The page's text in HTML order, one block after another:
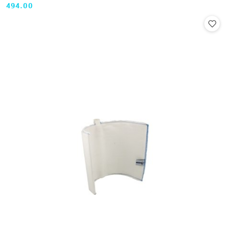
Cena:
494.00